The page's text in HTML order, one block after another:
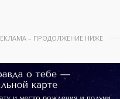
– ПРОДОЛЖЕНИЕ НИЖЕ